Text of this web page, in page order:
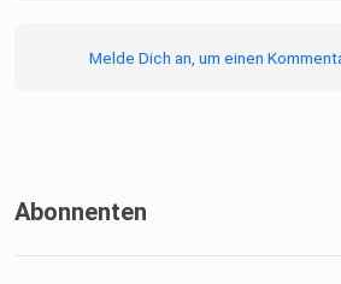
Melde Dich an, um einen
Abonnenten